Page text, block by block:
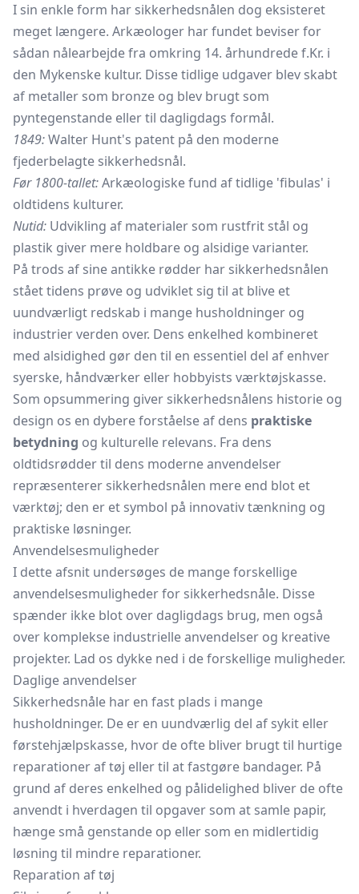
I sin enkle form har sikkerhedsnålen dog eksisteret
meget længere. Arkæologer har fundet beviser for
sådan nålearbejde fra omkring 14. århundrede f.Kr. i
den Mykenske kultur. Disse tidlige udgaver blev skabt
af metaller som bronze og blev brugt som
pyntegenstande eller til dagligdags formål.
1849:Walter Hunt's patent på den moderne
fjederbelagte sikkerhedsnål.
Før 1800-tallet:Arkæologiske fund af tidlige 'fibulas' i
oldtidens kulturer.
Nutid: Udvikling af materialer som rustfrit stål og
plastik giver mere holdbare og alsidige varianter.
På trods af sine antikke rødder har sikkerhedsnålen
stået tidens prøve og udviklet sig til at blive et
uundværligt redskab i mange husholdninger og
industrier verden over. Dens enkelhed kombineret
med alsidighed gør den til en essentiel del af enhver
syerske, håndværker eller hobbyists værktøjskasse.
Som opsummering giver sikkerhedsnålens historie og
design os en dybere forståelse af dens praktiske
betydning og kulturelle relevans. Fra dens
oldtidsrødder til dens moderne anvendelser
repræsenterer sikkerhedsnålen mere end blot et
værktøj; den er et symbol på innovativ tænkning og
praktiske løsninger.
Anvendelsesmuligheder
I dette afsnit undersøges de mange forskellige
anvendelsesmuligheder for sikkerhedsnåle. Disse
spænder ikke blot over dagligdags brug, men også
over komplekse industrielle anvendelser og kreative
projekter. Lad os dykke ned i de forskellige muligheder.
Daglige anvendelser
Sikkerhedsnåle har en fast plads i mange
husholdninger. De er en uundværlig del af sykit eller
førstehjælpskasse, hvor de ofte bliver brugt til hurtige
reparationer af tøj eller til at fastgøre bandager. På
grund af deres enkelhed og pålidelighed bliver de ofte
anvendt i hverdagen til opgaver som at samle papir,
hænge små genstande op eller som en midlertidig
løsning til mindre reparationer.
Reparation af tøj